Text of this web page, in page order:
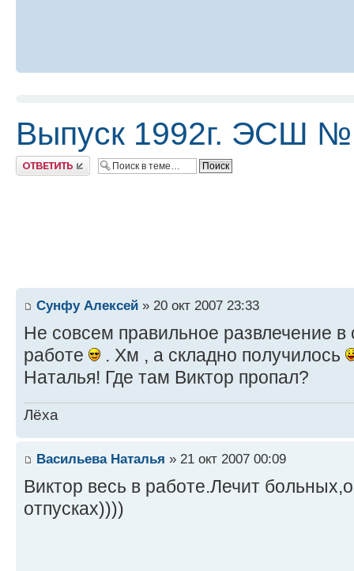
Выпуск 1992г. ЭСШ
Ответить
Сунфу Алексей » 20 окт 2007 23:33
Не совсем правильное развлечение в
работе
. Хм , а складно получилось
Наталья! Где там Виктор пропал?
Лёха
Васильева Наталья » 21 окт 2007 00:09
Виктор весь в работе.Лечит
отпусках))))